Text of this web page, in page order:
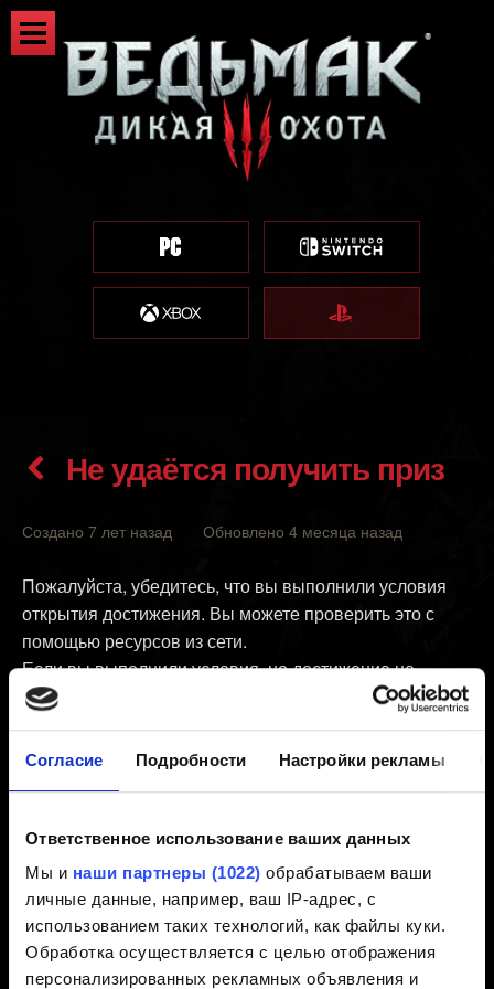
Согласие Подробности Настройки рекламы
Ответственное использование ваших данных
Мы и наши партнеры (1022) обрабатываем ваши
личные данные, например, ваш IP-адрес, с
использованием таких технологий, как файлы куки.
Обработка осуществляется с целью отображения
персонализированных рекламных объявления и
Не удаётся получить приз
Создано 7 лет назад Обновлено 4 месяца назад
Пожалуйста, убедитесь, что вы выполнили условия
открытия достижения. Вы можете проверить это с
помощью ресурсов из сети.
Если вы выполнили условия, но достижение не
открылось, очистите кэш консоли:
Отключите консоль.
Как только световой индикатор перестанет мигать,
Подключите кабель питания к консоли и включите
её.
Далее, попробуйте ещё раз активировать достижение